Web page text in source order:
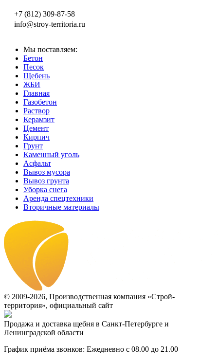
+7 (812) 309-87-58
info@stroy-territoria.ru
Мы поставляем:
Бетон
Песок
Щебень
ЖБИ
Главная
Газобетон
Раствор
Керамзит
Цемент
Кирпич
Грунт
Каменный уголь
Асфальт
Вывоз мусора
Вывоз грунта
Уборка снега
Аренда спецтехники
Вторичные материалы
© 2009-2026, Производственная компания «Строй-
территория», официальный сайт
Продажа и доставка щебня в Санкт-Петербурге и
Ленинградской области
График приёма звонков: Ежедневно с 08.00 до 21.00